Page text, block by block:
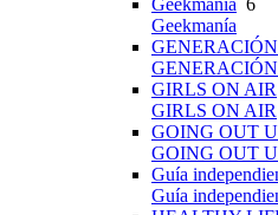
Geekmanía 6
Geekmanía
GIRLS ON AIR
GIRLS ON AIR
GOING OUT
GOING OUT
Guía
Guía